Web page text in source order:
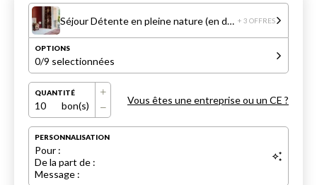
Séjour Détente en pleine nature (en duo) - Offre CE + 3 OFFRES
OPTIONS
0/9 selectionnées
QUANTITÉ
10 bon(s) Vous êtes une entreprise ou un CE ?
PERSONNALISATION
Pour :
De la part de :
Message :